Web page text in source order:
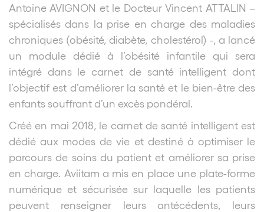
Antoine AVIGNON et le Docteur Vincent ATTALIN –
spécialisés dans la prise en charge des maladies
chroniques (obésité, diabète, cholestérol) -, a lancé
un module dédié à l’obésité infantile qui sera
intégré dans le carnet de santé intelligent dont
l’objectif est d’améliorer la santé et le bien-être des
enfants souffrant d’un excès pondéral.
Créé en mai 2018, le carnet de santé intelligent est
dédié aux modes de vie et destiné à optimiser le
parcours de soins du patient et améliorer sa prise
en charge. Aviitam a mis en place une plate-forme
numérique et sécurisée sur laquelle les patients
peuvent renseigner leurs antécédents, leurs